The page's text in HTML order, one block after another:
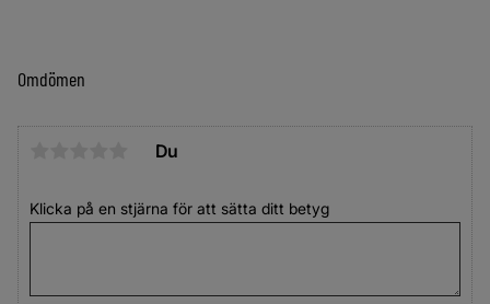
Omdömen
Du
Klicka på en stjärna för att sätta ditt betyg